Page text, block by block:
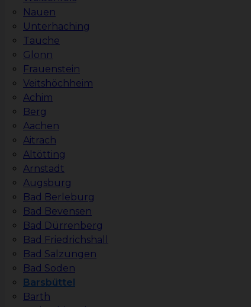
Nauen
Unterhaching
Tauche
Glonn
Frauenstein
Veitshöchheim
Achim
Berg
Aachen
Aitrach
Altötting
Arnstadt
Augsburg
Bad Berleburg
Bad Bevensen
Bad Dürrenberg
Bad Friedrichshall
Bad Salzungen
Bad Soden
Barsbüttel
Barth